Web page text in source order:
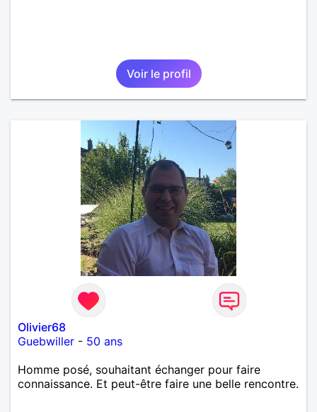
Voir le profil
Olivier68
Guebwiller - 50 ans
Homme posé, souhaitant échanger pour faire
connaissance. Et peut-être faire une belle rencontre.